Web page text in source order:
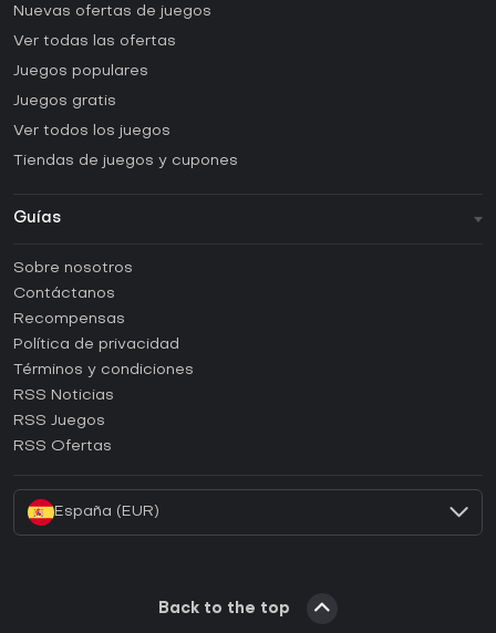
Nuevas ofertas de juegos
Ver todas las ofertas
Juegos populares
Juegos gratis
Ver todos los juegos
Tiendas de juegos y cupones
Guías
Guías y tutoriales
¿Cómo activar una CD Key de Steam?
¿Cómo activar una CD Key de Epic Games?
¿Cómo activar una CD Key de GOG?
¿Cómo activar una CD Key de Ubisoft Connect?
Sobre nosotros
Contáctanos
Recompensas
Política de privacidad
Términos y condiciones
RSS Noticias
RSS Juegos
RSS Ofertas
España (EUR)
Back to the top